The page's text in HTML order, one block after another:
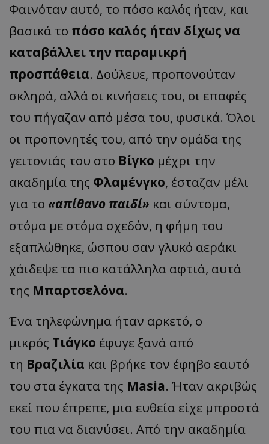
Φαινόταν αυτό, το πόσο καλός ήταν, και
βασικά το πόσο καλός ήταν δίχως να
καταβάλλει την παραμικρή
προσπάθεια. Δούλευε, προπονούταν
σκληρά, αλλά οι κινήσεις του, οι επαφές
του πήγαζαν από μέσα του, φυσικά. Όλοι
οι προπονητές του, από την ομάδα της
γειτονιάς του στο Βίγκο μέχρι την
ακαδημία της Φλαμένγκο, έσταζαν μέλι
για το «απίθανο παιδί» και σύντομα,
στόμα με στόμα σχεδόν, η φήμη του
εξαπλώθηκε, ώσπου σαν γλυκό αεράκι
χάιδεψε τα πιο κατάλληλα αφτιά, αυτά
της Μπαρτσελόνα.
Ένα τηλεφώνημα ήταν αρκετό, ο
μικρός Τιάγκο έφυγε ξανά από
τη Βραζιλία και βρήκε τον έφηβο εαυτό
του στα έγκατα της Masia. Ήταν ακριβώς
εκεί που έπρεπε, μια ευθεία είχε μπροστά
του πια να διανύσει. Από την ακαδημία